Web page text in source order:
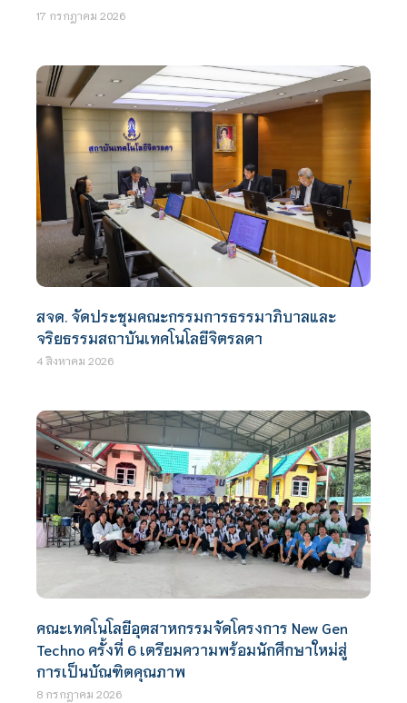
17 กรกฎาคม 2026
สจด. จัดประชุมคณะกรรมการธรรมาภิบาลและ
จริยธรรมสถาบันเทคโนโลยีจิตรลดา
4 สิงหาคม 2026
คณะเทคโนโลยีอุตสาหกรรมจัดโครงการ New Gen
Techno ครั้งที่ 6 เตรียมความพร้อมนักศึกษาใหม่สู่
การเป็นบัณฑิตคุณภาพ
8 กรกฎาคม 2026